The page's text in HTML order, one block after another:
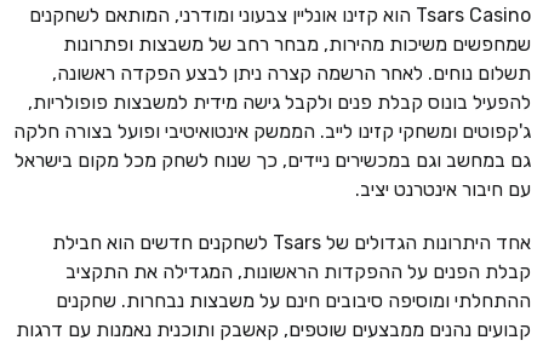
Tsars Casino הוא קזינו אונליין צבעוני ומודרני, המותאם לשחקנים
שמחפשים משיכות מהירות, מבחר רחב של משבצות ופתרונות
תשלום נוחים. לאחר הרשמה קצרה ניתן לבצע הפקדה ראשונה,
להפעיל בונוס קבלת פנים ולקבל גישה מידית למשבצות פופולריות,
ג'קפוטים ומשחקי קזינו לייב. הממשק אינטואיטיבי ופועל בצורה חלקה
גם במחשב וגם במכשירים ניידים, כך שנוח לשחק מכל מקום בישראל
עם חיבור אינטרנט יציב.
אחד היתרונות הגדולים של Tsars לשחקנים חדשים הוא חבילת
קבלת הפנים על ההפקדות הראשונות, המגדילה את התקציב
ההתחלתי ומוסיפה סיבובים חינם על משבצות נבחרות. שחקנים
קבועים נהנים ממבצעים שוטפים, קאשבק ותוכנית נאמנות עם דרגות